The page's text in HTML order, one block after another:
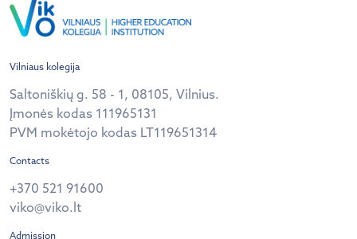
Vilniaus kolegija
Saltoniškių g. 58 - 1, 08105, Vilnius.
Įmonės kodas 111965131
PVM mokėtojo kodas LT119651314
Contacts
+370 521 91600
viko@viko.lt
Admission